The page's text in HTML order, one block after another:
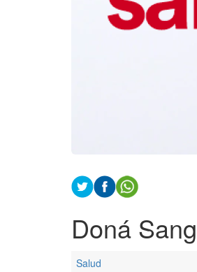
Doná
Salud